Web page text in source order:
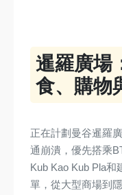
暹羅廣場
食、購物
正在計劃曼谷暹羅
通崩潰，優先搭乘
Kub Kao Kub Pla
單，從大型商場到